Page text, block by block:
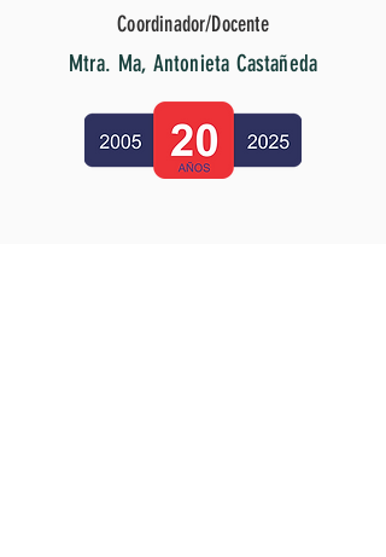
Coordinador/Docente
Mtra. Ma, Antonieta Castañeda